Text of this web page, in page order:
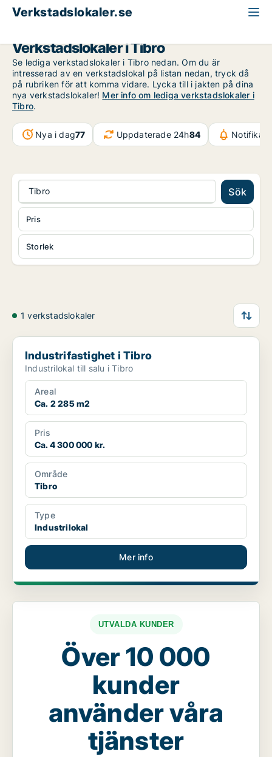
Verkstadslokaler.se
Verkstadslokaler i Tibro
Se lediga verkstadslokaler i Tibro nedan. Om du är
intresserad av en verkstadslokal på listan nedan, tryck då
på rubriken för att komma vidare. Lycka till i jakten på dina
nya verkstadslokaler! Mer info om lediga verkstadslokaler i
Tibro.
Nya i dag77 Uppdaterade 24h84
Tibro Sök
Storlek
Pris
1 verkstadslokaler
Industrifastighet i Tibro
Industrifastighet i Tibro
Industrilokal till salu i Tibro
Areal
Ca. 2 285 m2
Pris
Ca. 4 300 000 kr.
Område
Tibro
Type
Industrilokal
Mer info
UTVALDA KUNDER
Över 10 000
kunder
använder våra
tjänster